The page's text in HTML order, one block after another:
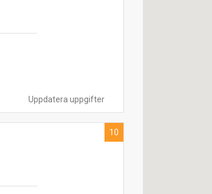
Uppdatera uppgifter
10